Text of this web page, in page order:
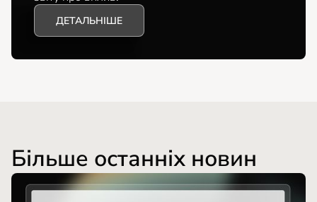
ДЕТАЛЬНІШЕ
Більше останніх новин